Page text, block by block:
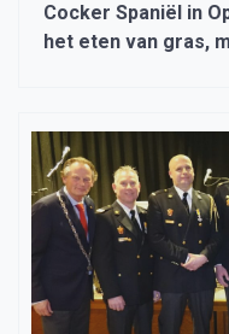
Cocker Spaniël in
het eten van gras,